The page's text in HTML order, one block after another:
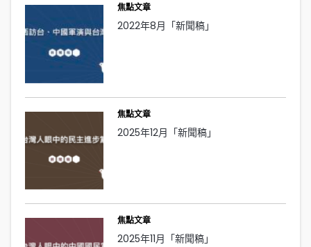
焦點文章
2022年8月「新聞稿」
焦點文章
2025年12月「新聞稿」
焦點文章
2025年11月「新聞稿」